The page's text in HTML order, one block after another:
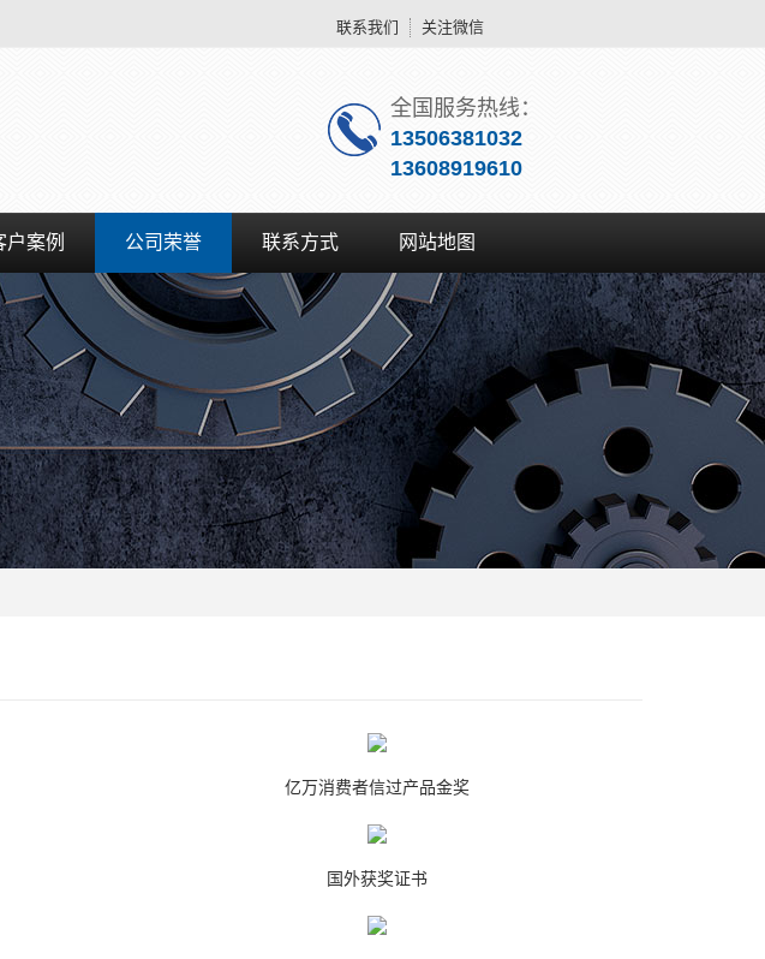
联系我们 关注微信
全国服务热线：
13506381032
13608919610
户案例 公司荣誉 联系方式 网站地图
亿万消费者信过产品金奖
国外获奖证书